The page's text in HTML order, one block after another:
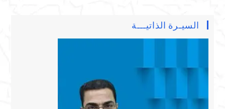
السيـرة الذاتيـــة